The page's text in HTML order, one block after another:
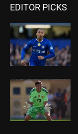
EDITOR PICKS